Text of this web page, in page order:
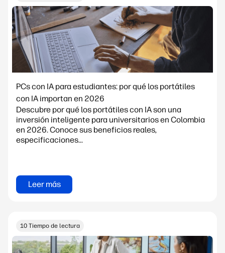
PCs con IA para estudiantes: por qué los portátiles
con IA importan en 2026
Descubre por qué los portátiles con IA son una
inversión inteligente para universitarios en Colombia
en 2026. Conoce sus beneficios reales,
especificaciones...
Leer más
10 Tiempo de lectura